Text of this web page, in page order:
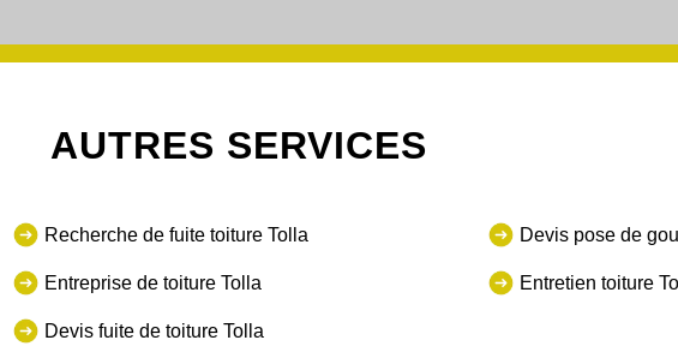
AUTRES SERVICES
Recherche de fuite toiture Tolla
Entreprise de toiture Tolla
Devis fuite de toiture Tolla
Devis pose de
Entretien toiture